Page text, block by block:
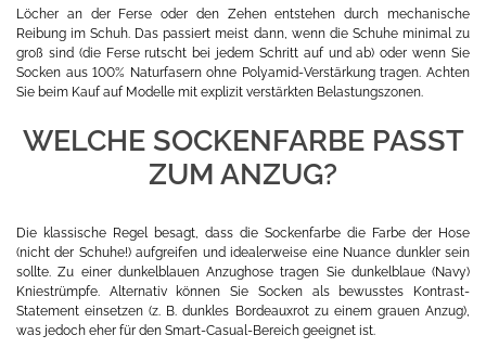
Löcher an der Ferse oder den Zehen entstehen durch mechanische
Reibung im Schuh. Das passiert meist dann, wenn die Schuhe minimal zu
groß sind (die Ferse rutscht bei jedem Schritt auf und ab) oder wenn Sie
Socken aus 100% Naturfasern ohne Polyamid-Verstärkung tragen. Achten
Sie beim Kauf auf Modelle mit explizit verstärkten Belastungszonen.
WELCHE SOCKENFARBE PASST
ZUM ANZUG?
Die klassische Regel besagt, dass die Sockenfarbe die Farbe der Hose
(nicht der Schuhe!) aufgreifen und idealerweise eine Nuance dunkler sein
sollte. Zu einer dunkelblauen Anzughose tragen Sie dunkelblaue (Navy)
Kniestrümpfe. Alternativ können Sie Socken als bewusstes Kontrast-
Statement einsetzen (z. B. dunkles Bordeauxrot zu einem grauen Anzug),
was jedoch eher für den Smart-Casual-Bereich geeignet ist.